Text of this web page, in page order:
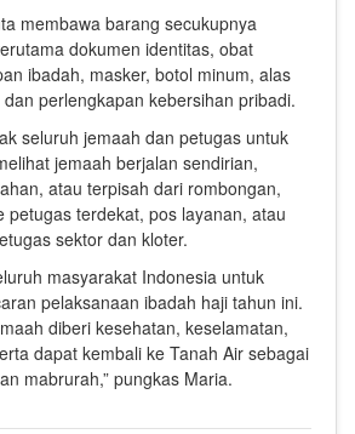
membawa barang secukupnya
dokumen identitas, obat
ibadah, masker, botol minum, alas
perlengkapan kebersihan pribadi.
seluruh jemaah dan petugas untuk
jemaah berjalan sendirian,
atau terpisah dari rombongan,
petugas terdekat, pos layanan, atau
sektor dan kloter.
masyarakat Indonesia untuk
pelaksanaan ibadah haji tahun ini.
diberi kesehatan, keselamatan,
dapat kembali ke Tanah Air sebagai
mabrurah,” pungkas Maria.